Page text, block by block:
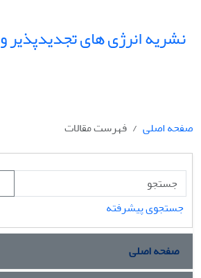
نشریه انرژی های تجدیدپذیر
صفحه اصلی
فهرست مقالات
جستجوی پیشرفته
صفحه اصلی